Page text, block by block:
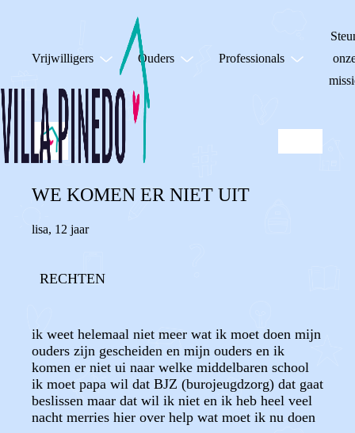
Vrijwilligers Ouders Professionals
WE KOMEN ER NIET UIT
lisa, 12 jaar
RECHTEN
ik weet helemaal niet meer wat ik moet doen mijn
ouders zijn gescheiden en mijn ouders en ik
komen er niet ui naar welke middelbaren school
ik moet papa wil dat BJZ (burojeugdzorg) dat gaat
beslissen maar dat wil ik niet en ik heb heel veel
nacht merries hier over help wat moet ik nu doen